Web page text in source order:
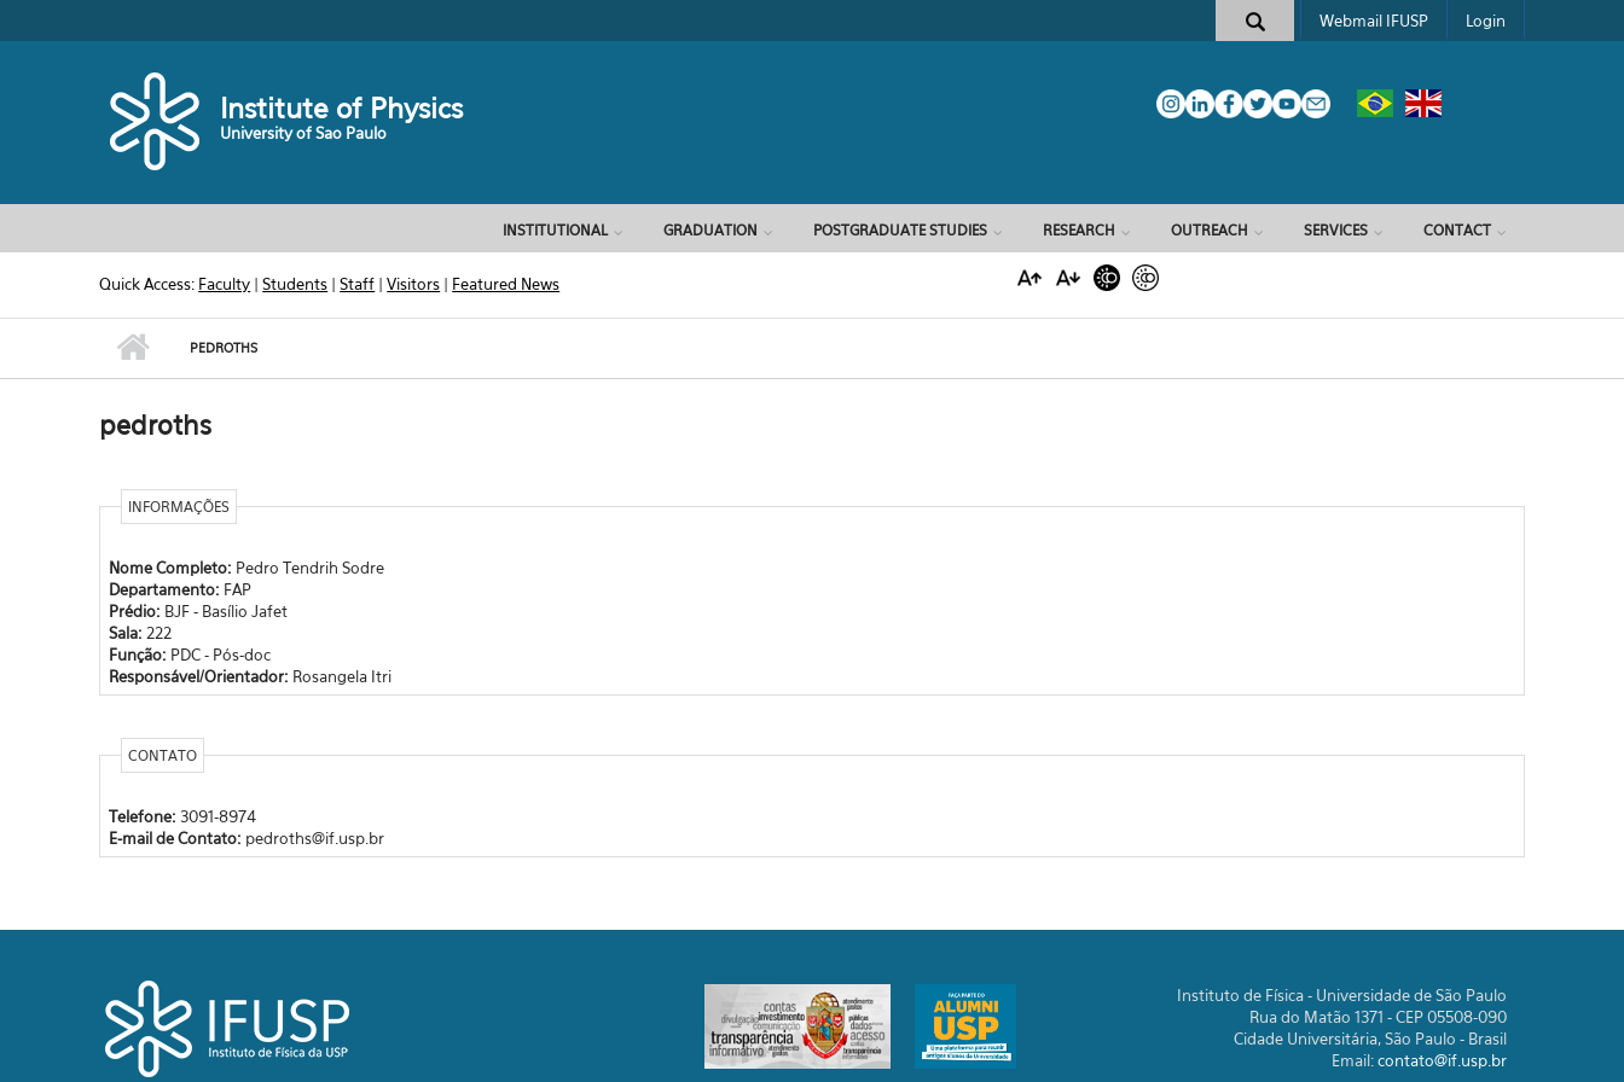
Search form
Webmail IFUSP Login
Institute of Physics
University of Sao Paulo
INSTITUTIONAL GRADUATION POSTGRADUATE STUDIES RESEARCH OUTREACH SERVICES CONTACT
Quick Access: Faculty |Students |Staff |Visitors | Featured News
PEDROTHS
pedroths
INFORMAÇÕES
Nome Completo: Pedro Tendrih Sodre
Departamento: FAP
Prédio: BJF - Basílio Jafet
Sala: 222
Função: PDC - Pós-doc
Responsável/Orientador: Rosangela Itri
CONTATO
Telefone: 3091-8974
E-mail de Contato: pedroths@if.usp.br
Instituto de Física - Universidade de São Paulo
Rua do Matão 1371 - CEP 05508-090
Cidade Universitária, São Paulo - Brasil
Email:contato@if.usp.br